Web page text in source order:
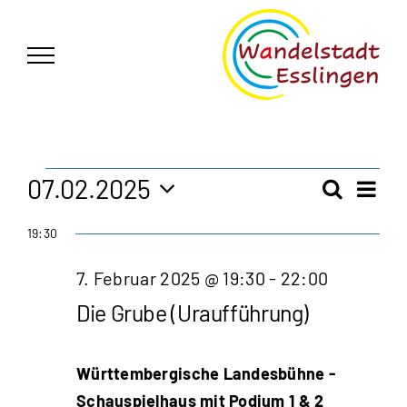
springen
Veranstaltungen
für
Februar
2025
und
Suche
Tag
07.02.2025
wählen.
19:30
Die Grube (Uraufführung)
7. Februar 2025 @ 19:30 - 22:00
Württembergische Landesbühne -
Schauspielhaus mit Podium 1 & 2